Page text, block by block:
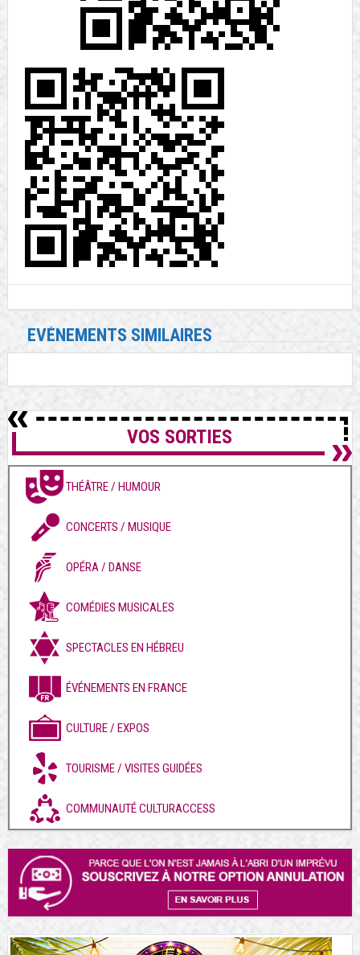
EVÉNEMENTS SIMILAIRES
VOS SORTIES
THÉÂTRE / HUMOUR
CONCERTS / MUSIQUE
OPÉRA / DANSE
COMÉDIES MUSICALES
SPECTACLES EN HÉBREU
ÉVÉNEMENTS EN FRANCE
CULTURE / EXPOS
TOURISME / VISITES GUIDÉES
COMMUNAUTÉ CULTURACCESS